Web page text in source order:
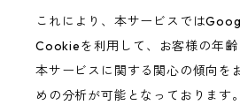
これにより、本サービスでは
Cookieを利用して、お客様の年齢
本サービスに関する関心の傾向を
めの分析が可能となっております。